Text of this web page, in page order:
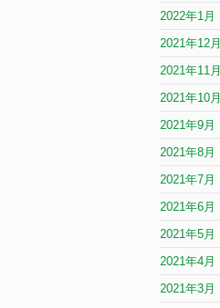
2022年1月
2021年12月
2021年11月
2021年10月
2021年9月
2021年8月
2021年7月
2021年6月
2021年5月
2021年4月
2021年3月